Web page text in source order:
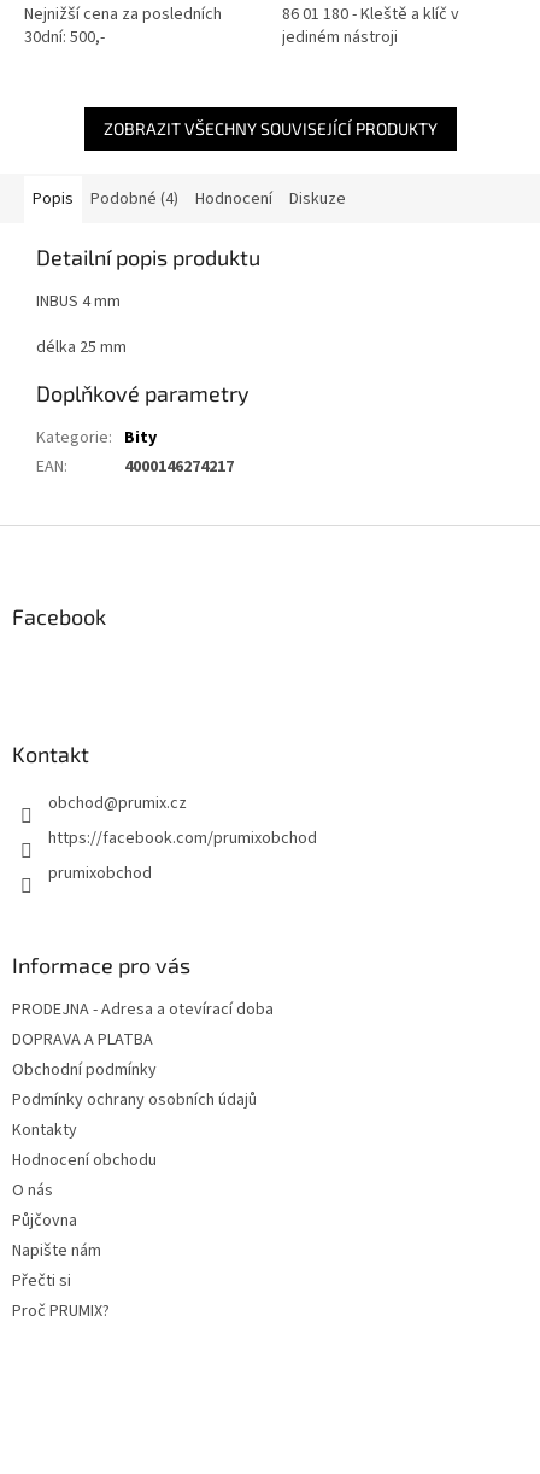
Nejnižší cena za posledních
30dní: 500,-
86 01 180 - Kleště a klíč v
jediném nástroji
ZOBRAZIT VŠECHNY SOUVISEJÍCÍ PRODUKTY
Popis Podobné (4) Hodnocení Diskuze
Detailní popis produktu
INBUS 4 mm
délka 25 mm
Doplňkové parametry
Kategorie: Bity
EAN: 4000146274217
Facebook
Kontakt
obchod@prumix.cz
https://facebook.com/prumixobchod
prumixobchod
Informace pro vás
PRODEJNA - Adresa a otevírací doba
DOPRAVA A PLATBA
Obchodní podmínky
Podmínky ochrany osobních údajů
Kontakty
Hodnocení obchodu
O nás
Půjčovna
Napište nám
Přečti si
Proč PRUMIX?